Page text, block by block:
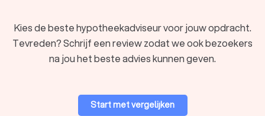
Soorten hypotheekadviseurs in Goor
Er zijn verschillende soorten hypotheekadviseurs in Goor, elk
met hun eigen specialisatie. Hier zijn enkele
hypotheekadvies en vergelijkt hypotheken van
verschillende aanbieders.
Kies de beste hypotheekadviseur voor jouw opdracht.
Tevreden? Schrijf een review zodat we ook bezoekers
na jou het beste advies kunnen geven.
Start met vergelijken